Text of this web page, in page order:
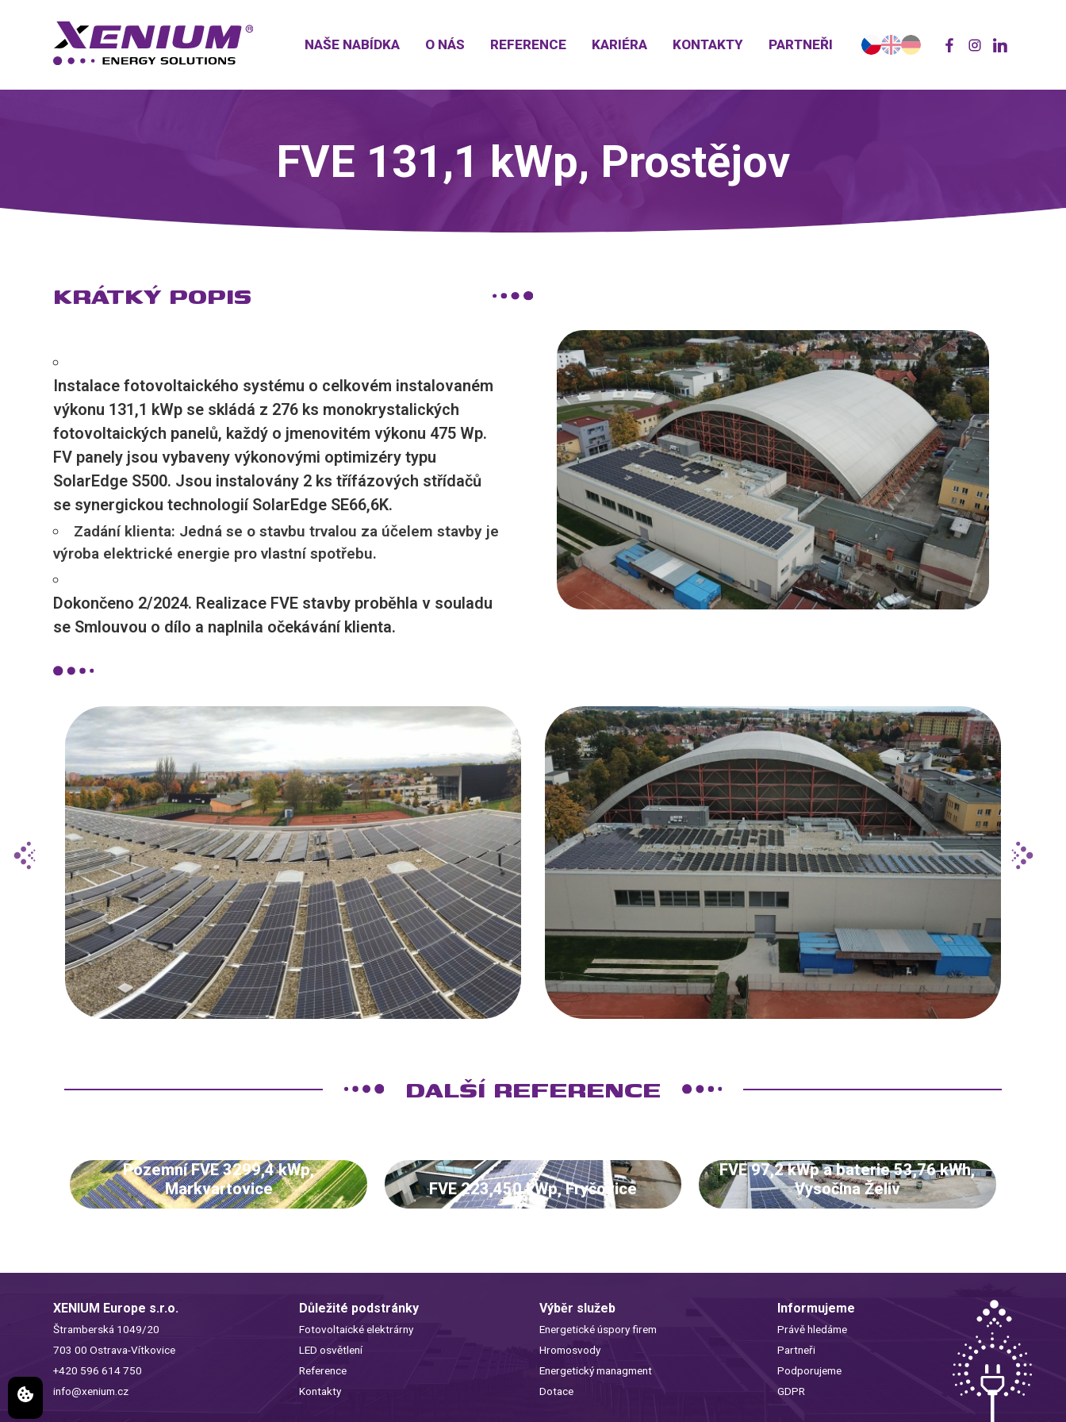
NAŠE NABÍDKA O NÁS REFERENCE KARIÉRA KONTAKTY PARTNEŘI
FVE 131,1 kWp, Prostějov
KRÁTKÝ POPIS
Instalace fotovoltaického systému o celkovém instalovaném
výkonu 131,1 kWp se skládá z 276 ks monokrystalických
fotovoltaických panelů, každý o jmenovitém výkonu 475 Wp.
FV panely jsou vybaveny výkonovými optimizéry typu
SolarEdge S500. Jsou instalovány 2 ks třífázových střídačů
se synergickou technologií SolarEdge SE66,6K.
Zadání klienta: Jedná se o stavbu trvalou za účelem stavby je
výroba elektrické energie pro vlastní spotřebu.
Dokončeno 2/2024. Realizace FVE stavby proběhla v souladu
se Smlouvou o dílo a naplnila očekávání klienta.
DALŠÍ REFERENCE
Pozemní FVE 3299,4 kWp,
Markvartovice
FVE 223,450 kWp, Fryčovice
FVE 97,2 kWp a baterie 53,76 kWh,
Vysočina Želiv
XENIUM Europe s.r.o.
Štramberská 1049/20
703 00 Ostrava-Vítkovice
+420 596 614 750
info@xenium.cz
Důležité podstránky
Fotovoltaické elektrárny
LED osvětlení
Reference
Kontakty
Výběr služeb
Energetické úspory firem
Hromosvody
Energetický managment
Dotace
Informujeme
Právě hledáme
Partneři
Podporujeme
GDPR